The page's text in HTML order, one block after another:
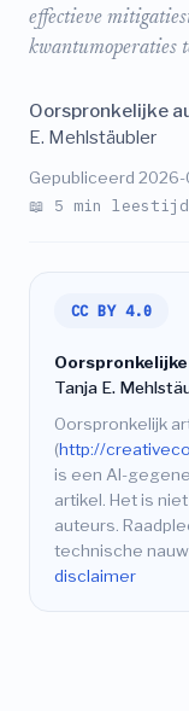
effectieve
kwantumoperaties
Oorspronkelijke
E. Mehlstäubler
Gepubliceerd 2026-
📖 5 min leestijd
CC BY 4.0
Tanja E.
Oorspronkelijk
(http://
is een AI-
artikel. Het is
auteurs.
technische
disclaimer